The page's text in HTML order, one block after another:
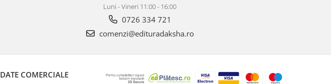
Luni - Vineri 11:00 - 16:00
0726 334 721
comenzi@edituradaksha.ro
DATE COMERCIALE